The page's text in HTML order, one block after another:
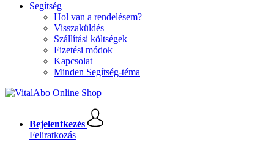
Segítség
Hol van a rendelésem?
Visszaküldés
Szállítási költségek
Fizetési módok
Kapcsolat
Minden Segítség-téma
Bejelentkezés
Feliratkozás